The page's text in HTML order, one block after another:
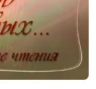
Ирина
Кириченко
#44
Кириченко
#43